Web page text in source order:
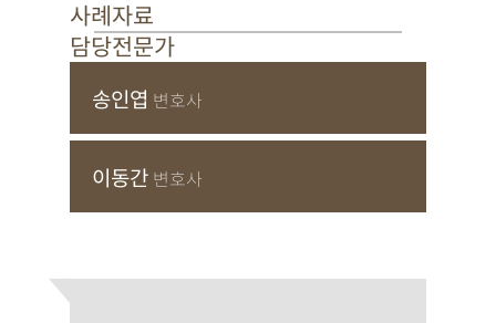
사례자료
담당전문가
송인엽 변호사
이동간 변호사